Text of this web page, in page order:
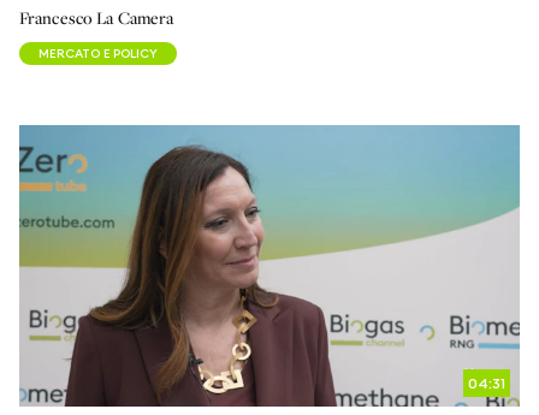
Francesco La Camera
MERCATO E POLICY
04:31